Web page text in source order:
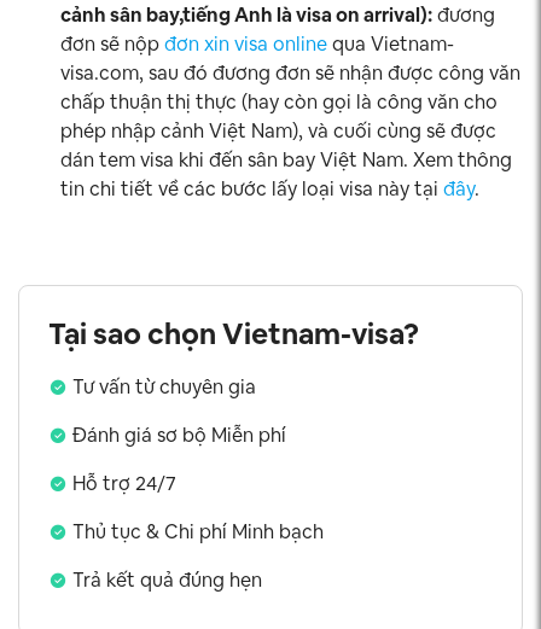
cảnh sân bay,tiếng Anh là visa on arrival):đương
đơn sẽ nộpđơn xin visa onlinequa Vietnam-
visa.com, sau đó đương đơn sẽ nhận được công văn
chấp thuận thị thực (hay còn gọi là công văn cho
phép nhập cảnh Việt Nam), và cuối cùng sẽ được
dán tem visa khi đến sân bay Việt Nam. Xem thông
tin chi tiết về các bước lấy loại visa này tại đây.
Tại sao chọn Vietnam-visa?
Tư vấn từ chuyên gia
Đánh giá sơ bộ Miễn phí
Hỗ trợ 24/7
Thủ tục & Chi phí Minh bạch
Trả kết quả đúng hẹn